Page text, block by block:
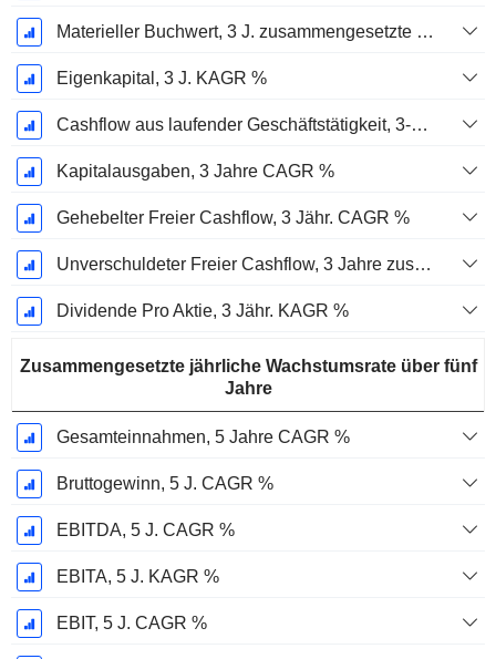
Materieller Buchwert, 3 J. zusammengesetzte jährliche Wachstumsrate %
Eigenkapital, 3 J. KAGR %
Cashflow aus laufender Geschäftstätigkeit, 3-Jahres-CAGR %
Kapitalausgaben, 3 Jahre CAGR %
Gehebelter Freier Cashflow, 3 Jähr. CAGR %
Unverschuldeter Freier Cashflow, 3 Jahre zusammengesetzte jährliche Wachstumsrate %
Dividende Pro Aktie, 3 Jähr. KAGR %
Zusammengesetzte jährliche Wachstumsrate über fünf
Jahre
Gesamteinnahmen, 5 Jahre CAGR %
Bruttogewinn, 5 J. CAGR %
EBITDA, 5 J. CAGR %
EBITA, 5 J. KAGR %
EBIT, 5 J. CAGR %